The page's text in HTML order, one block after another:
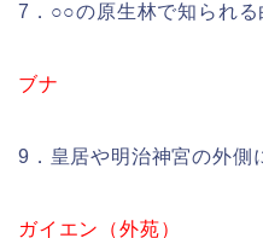
7．○○の原生林で知られる
ブナ
9．皇居や明治神宮の外側
ガイエン（外苑）